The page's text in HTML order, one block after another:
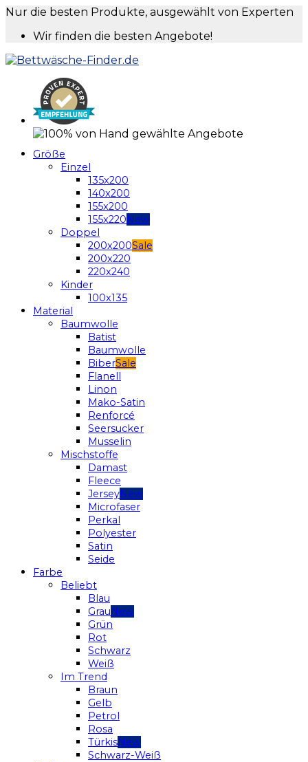
Nur die besten Produkte, ausgewählt von Experten
Wir finden die besten Angebote!
Größe
Einzel
135x200
140x200
155x200
155x220
Doppel
200x200
200x220
220x240
Kinder
100x135
Material
Baumwolle
Batist
Baumwolle
Biber
Flanell
Linon
Mako-Satin
Renforcé
Seersucker
Musselin
Mischstoffe
Damast
Fleece
Jersey
Microfaser
Perkal
Polyester
Satin
Seide
Farbe
Beliebt
Blau
Grau
Grün
Rot
Schwarz
Weiß
Im Trend
Braun
Gelb
Petrol
Rosa
Türkis
Schwarz-Weiß